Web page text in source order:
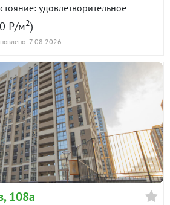
удовлетворительное
₽/м2)
7.08.2026
108а